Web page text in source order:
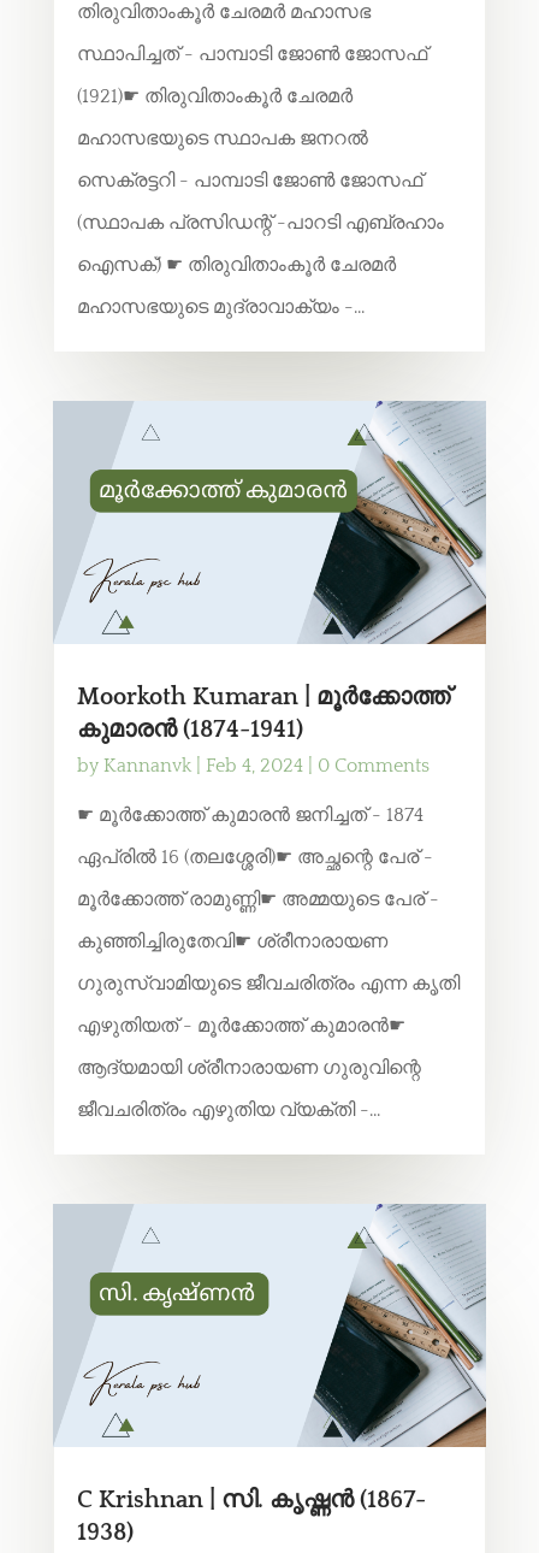
തിരുവിതാംകൂർ ചേരമർ മഹാസഭ
സ്ഥാപിച്ചത് - പാമ്പാടി ജോൺ ജോസഫ്
(1921)☛ തിരുവിതാംകൂർ ചേരമർ
മഹാസഭയുടെ സ്ഥാപക ജനറൽ
സെക്രട്ടറി - പാമ്പാടി ജോൺ ജോസഫ്
(സ്ഥാപക പ്രസിഡന്റ് -പാറടി എബ്രഹാം
ഐസക്) ☛ തിരുവിതാംകൂർ ചേരമർ
മഹാസഭയുടെ മുദ്രാവാക്യം -...
Moorkoth Kumaran | മൂർക്കോത്ത്
കുമാരൻ (1874-1941)
by Kannanvk| Feb 4, 2024| 0 Comments
☛ മൂർക്കോത്ത് കുമാരൻ ജനിച്ചത് - 1874
ഏപ്രിൽ 16 (തലശ്ശേരി)☛ അച്ഛന്റെ പേര് -
മൂർക്കോത്ത് രാമുണ്ണി☛ അമ്മയുടെ പേര് -
കുഞ്ഞിച്ചിരുതേവി☛ ശ്രീനാരായണ
ഗുരുസ്വാമിയുടെ ജീവചരിത്രം എന്ന കൃതി
എഴുതിയത് - മൂർക്കോത്ത് കുമാരൻ☛
ആദ്യമായി ശ്രീനാരായണ ഗുരുവിന്റെ
ജീവചരിത്രം എഴുതിയ വ്യക്തി -...
C Krishnan | സി. കൃഷ്ണൻ (1867-
1938)